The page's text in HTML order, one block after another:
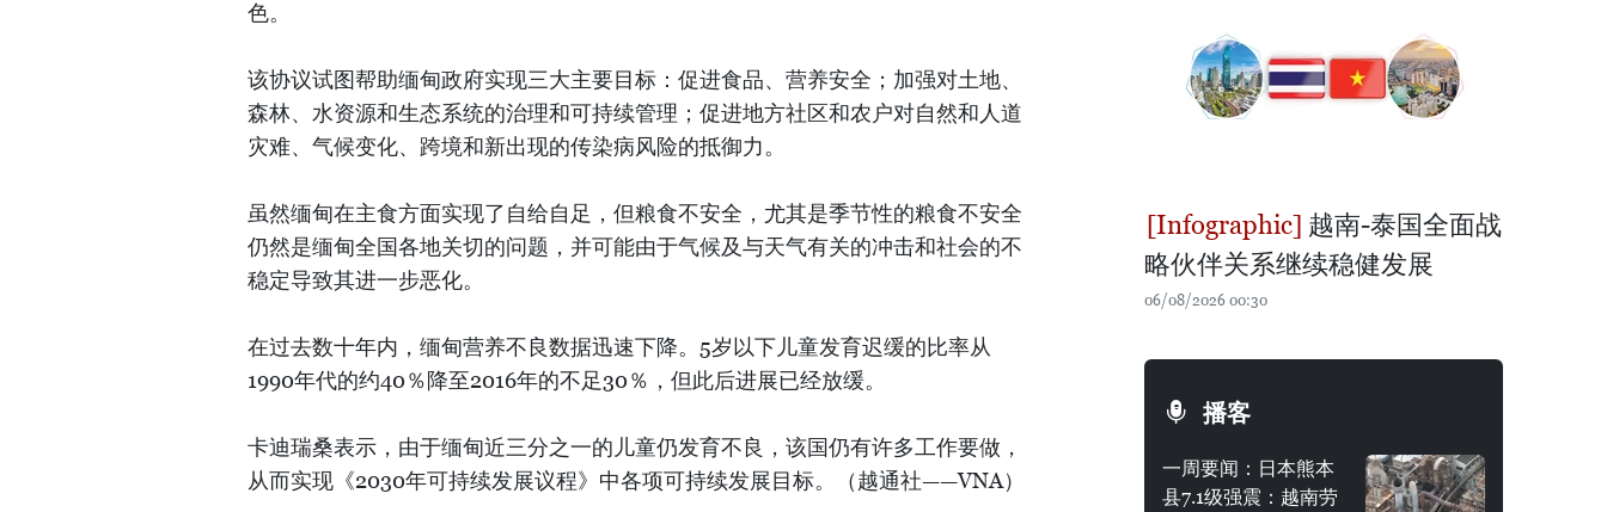
色。
该协议试图帮助缅甸政府实现三大主要目标：促进食品、营养安全；加强对土地、
森林、水资源和生态系统的治理和可持续管理；促进地方社区和农户对自然和人道
灾难、气候变化、跨境和新出现的传染病风险的抵御力。
虽然缅甸在主食方面实现了自给自足，但粮食不安全，尤其是季节性的粮食不安全
仍然是缅甸全国各地关切的问题，并可能由于气候及与天气有关的冲击和社会的不
稳定导致其进一步恶化。
在过去数十年内，缅甸营养不良数据迅速下降。5岁以下儿童发育迟缓的比率从
1990年代的约40％降至2016年的不足30％，但此后进展已经放缓。
卡迪瑞桑表示，由于缅甸近三分之一的儿童仍发育不良，该国仍有许多工作要做，
从而实现《2030年可持续发展议程》中各项可持续发展目标。（越通社——VNA）
越南-泰国全面战
略伙伴关系继续稳健发展
06/08/2026 00:30
播客
一周要闻：日本熊本
县7.1级强震：越南劳